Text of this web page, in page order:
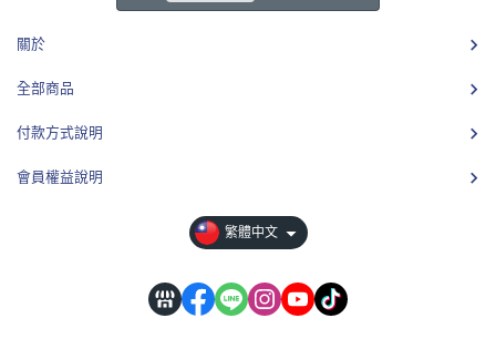
關於
全部商品
付款方式說明
會員權益說明
繁體中文